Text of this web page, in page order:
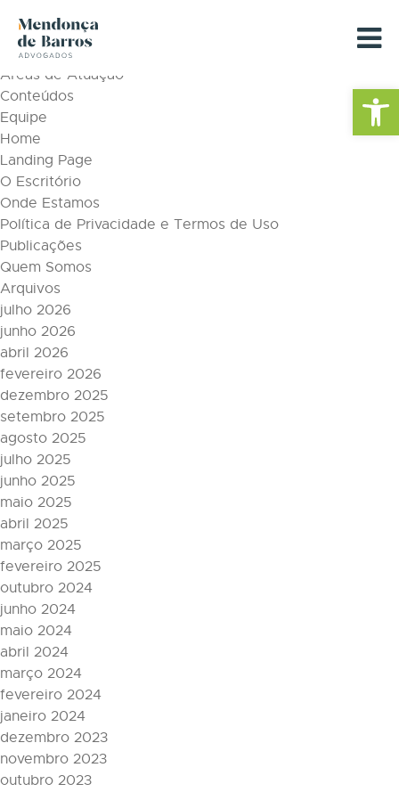
Barra de
Páginas
Áreas de Atuação
Conteúdos
Equipe
Home
Landing Page
O Escritório
Onde Estamos
Política de Privacidade e Termos de Uso
Publicações
Quem Somos
Arquivos
julho 2026
junho 2026
abril 2026
fevereiro 2026
dezembro 2025
setembro 2025
agosto 2025
julho 2025
junho 2025
maio 2025
abril 2025
março 2025
fevereiro 2025
outubro 2024
junho 2024
maio 2024
abril 2024
março 2024
fevereiro 2024
janeiro 2024
dezembro 2023
novembro 2023
outubro 2023